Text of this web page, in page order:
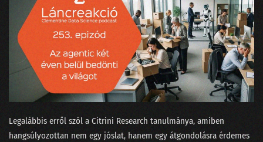
111 - Mennyit keres egy ChatGPT-idomár?
110 - Ki kicsoda a Nagy ChatGPT-aggódásban?
109 - Beszélgetés a skynetezésről a dataSTREAM-en
108 - Sztochasztikus papagáj vagy Terminator?
107 - A magyar nagymester szemmel ismer fel madárhangokat
106 - Az IBM és a német-görög filozófusok focimeccse
Legalábbis erről szól a Citrini Research ⁠tanulmánya, amiben
hangsúlyozottan nem egy jóslat, hanem egy átgondolásra érdemes